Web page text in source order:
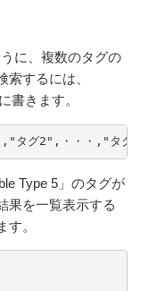
に、複数のタグの
索するには、
書きます。
タグ2",・・・,"タグ
Type 5」のタグが
果を一覧表示する
。